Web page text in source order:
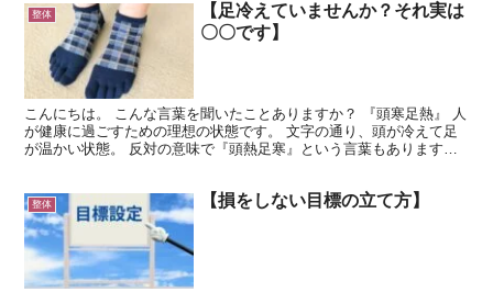
整体
【足冷えていませんか？それ実は
〇〇です】
こんにちは。 こんな言葉を聞いたことありますか？ 『頭寒足熱』 人
が健康に過ごすための理想の状態です。 文字の通り、頭が冷えて足
が温かい状態。 反対の意味で『頭熱足寒』という言葉もあります。
整体 【損をしない目標の立て方】